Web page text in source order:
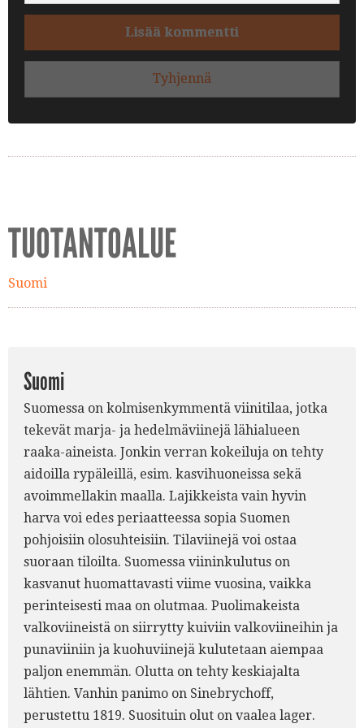
Lisää kommentti
Tyhjennä
TUOTANTOALUE
Suomi
Suomi
Suomessa on kolmisenkymmentä viinitilaa, jotka
tekevät marja- ja hedelmäviinejä lähialueen
raaka-aineista. Jonkin verran kokeiluja on tehty
aidoilla rypäleillä, esim. kasvihuoneissa sekä
avoimmellakin maalla. Lajikkeista vain hyvin
harva voi edes periaatteessa sopia Suomen
pohjoisiin olosuhteisiin. Tilaviinejä voi ostaa
suoraan tiloilta. Suomessa viininkulutus on
kasvanut huomattavasti viime vuosina, vaikka
perinteisesti maa on olutmaa. Puolimakeista
valkoviineistä on siirrytty kuiviin valkoviineihin ja
punaviiniin ja kuohuviinejä kulutetaan aiempaa
paljon enemmän. Olutta on tehty keskiajalta
lähtien. Vanhin panimo on Sinebrychoff,
perustettu 1819. Suosituin olut on vaalea lager.